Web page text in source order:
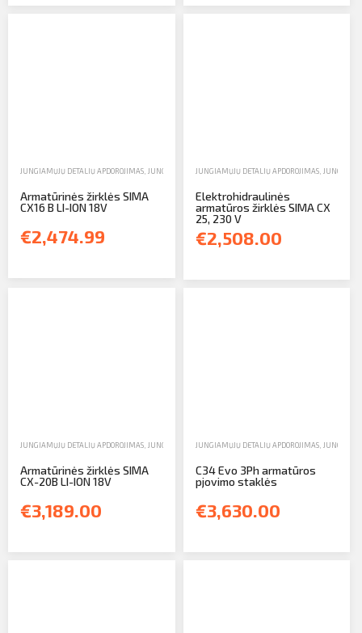
JUNGIAMŲJŲ DETALIŲ APDOROJIMAS JUNGIAMŲJŲ DETALIŲ PJAUSTYTUVAI,PARDAVIMAS
Armatūrinės žirklės SIMA
CX16 B LI-ION 18V
€2,474.99
JUNGIAMŲJŲ DETALIŲ APDOROJIMAS,
Elektrohidraulinės
armatūros žirklės SIMA CX
25, 230 V
€2,508.00
JUNGIAMŲJŲ DETALIŲ APDOROJIMAS JUNGIAMŲJŲ DETALIŲ PJAUSTYTUVAI,PARDAVIMAS
Armatūrinės žirklės SIMA
CX-20B LI-ION 18V
€3,189.00
JUNGIAMŲJŲ DETALIŲ APDOROJIMAS,
C34 Evo 3Ph armatūros
pjovimo staklės
€3,630.00